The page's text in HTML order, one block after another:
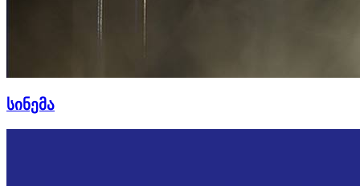
სინემა